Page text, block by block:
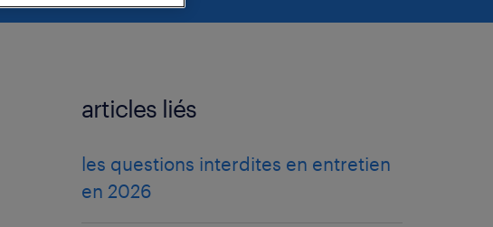
articles liés
les questions interdites en entretien
en 2026